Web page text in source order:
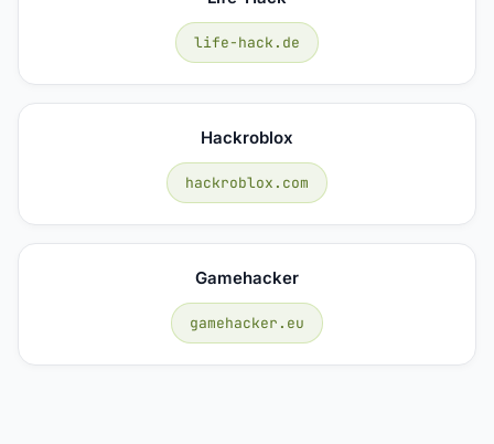
life-hack.de
Hackroblox
hackroblox.com
Gamehacker
gamehacker.eu